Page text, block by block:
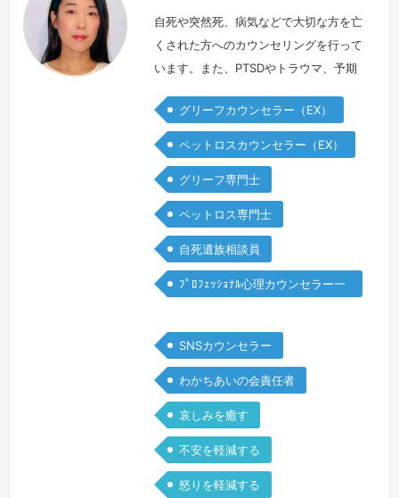
自死や突然死、病気などで大切な方を亡
くされた方へのカウンセリングを行って
います。また、PTSDやトラウマ、予期
ティ、人間関係や家族問題、被害など、
さまざまな喪失による苦しみを和らげる
サポートをいたします。このような思い
を抱えていませんか?・ただ話を聞いて
共感してほしい・大きな後悔や罪悪感・
不安、恐怖、怒り・長引く複雑なグリー
フ・だれにも話せない孤独感・消えてし
ま…
続きを見る »
グリーフカウンセラー（EX）
ペットロスカウンセラー（EX）
グリーフ専門士
ペットロス専門士
自死遺族相談員
ﾌﾟﾛﾌｪｯｼｮﾅﾙ心理カウンセラー一
SNSカウンセラー
わかちあいの会責任者
哀しみを癒す
不安を軽減する
怒りを軽減する